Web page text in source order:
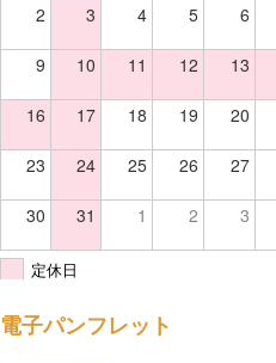
2 3 4 5 6
9 10 11 12 13
16 17 18 19 20
23 24 25 26 27
30 31 1 2 3
定休日
電子パンフレット